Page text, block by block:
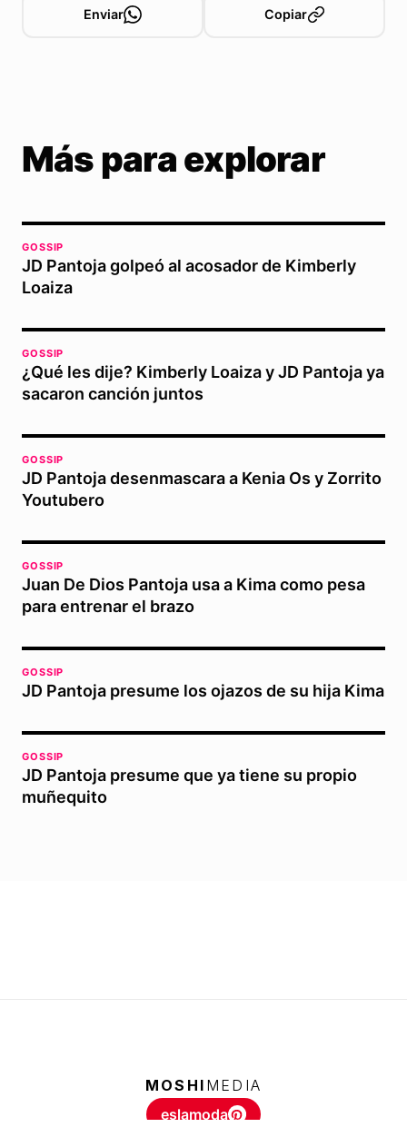
Enviar Copiar
Más para explorar
GOSSIP
JD Pantoja golpeó al acosador de Kimberly
Loaiza
GOSSIP
¿Qué les dije? Kimberly Loaiza y JD Pantoja ya
sacaron canción juntos
GOSSIP
JD Pantoja desenmascara a Kenia Os y Zorrito
Youtubero
GOSSIP
Juan De Dios Pantoja usa a Kima como pesa
para entrenar el brazo
GOSSIP
JD Pantoja presume los ojazos de su hija Kima
GOSSIP
JD Pantoja presume que ya tiene su propio
muñequito
MOSHI MEDIA
eslamoda